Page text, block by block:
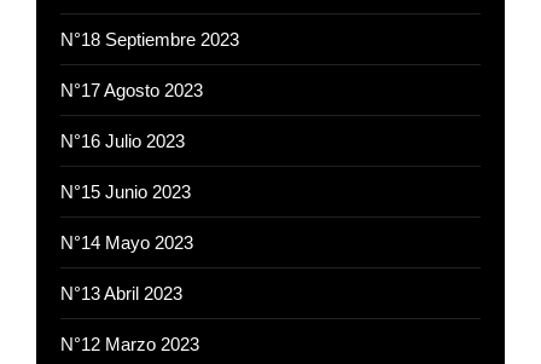
N°18 Septiembre 2023
N°17 Agosto 2023
N°16 Julio 2023
N°15 Junio 2023
N°14 Mayo 2023
N°13 Abril 2023
N°12 Marzo 2023